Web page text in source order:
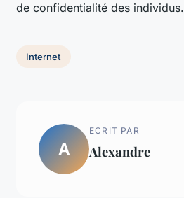
de confidentialité des individus.
Internet
A
ECRIT PAR
Alexandre